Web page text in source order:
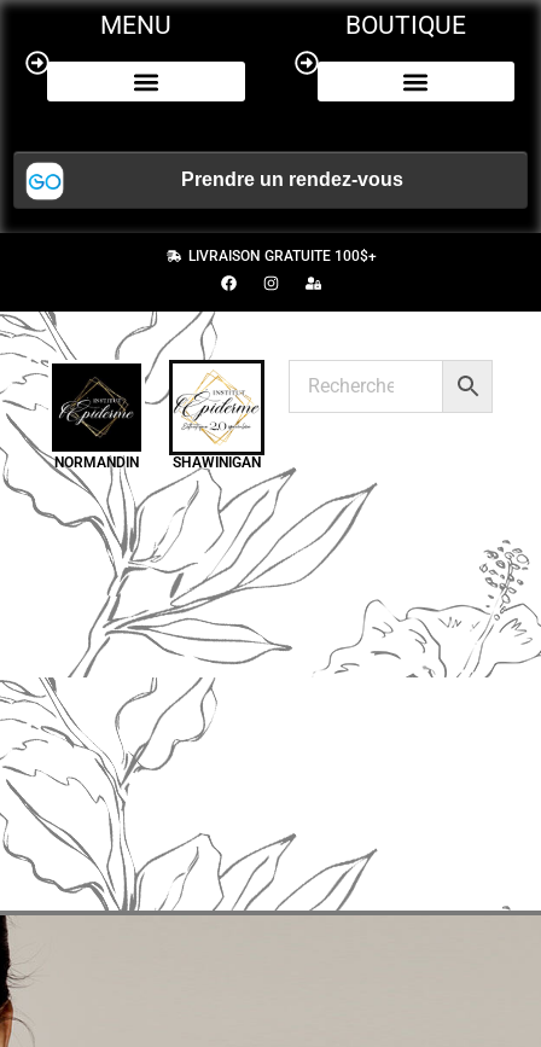
MENU BOUTIQUE
LIVRAISON GRATUITE 100$+
NORMANDIN SHAWINIGAN